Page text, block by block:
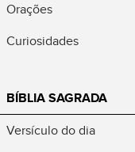
Orações
Curiosidades
BÍBLIA SAGRADA
Versículo do dia